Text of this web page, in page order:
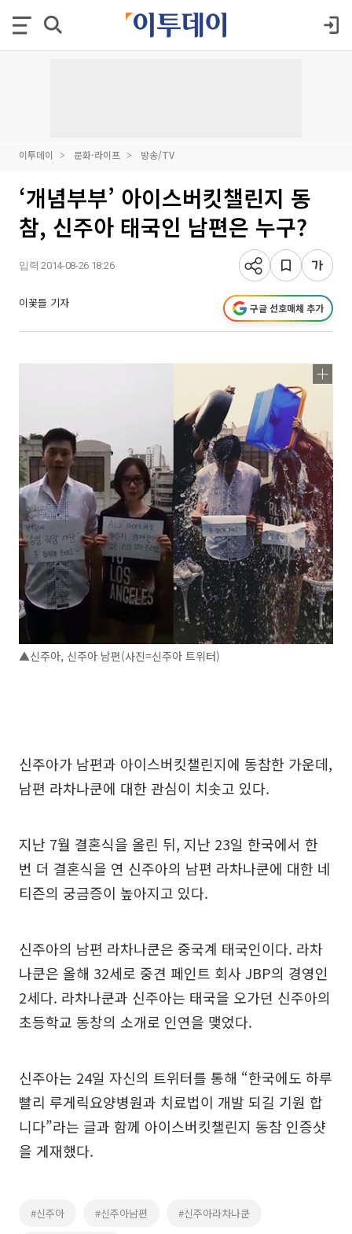
이투데이 문화·라이프 방송/TV
‘개념부부’ 아이스버킷챌린지 동
참, 신주아 태국인 남편은 누구?
입력 2014-08-26 18:26
이꽃들 기자 구글 선호매체 추가
▲신주아, 신주아 남편(사진=신주아 트위터)
신주아가 남편과 아이스버킷챌린지에 동참한 가운데,
남편 라차나쿤에 대한 관심이 치솟고 있다.
지난 7월 결혼식을 올린 뒤, 지난 23일 한국에서 한
번 더 결혼식을 연 신주아의 남편 라차나쿤에 대한 네
티즌의 궁금증이 높아지고 있다.
신주아의 남편 라차나쿤은 중국계 태국인이다. 라차
나쿤은 올해 32세로 중견 페인트 회사 JBP의 경영인
2세다. 라차나쿤과 신주아는 태국을 오가던 신주아의
초등학교 동창의 소개로 인연을 맺었다.
신주아는 24일 자신의 트위터를 통해 “한국에도 하루
빨리 루게릭요양병원과 치료법이 개발 되길 기원 합
니다”라는 글과 함께 아이스버킷챌린지 동참 인증샷
을 게재했다.
#신주아 #신주아남편 #신주아라차나쿤